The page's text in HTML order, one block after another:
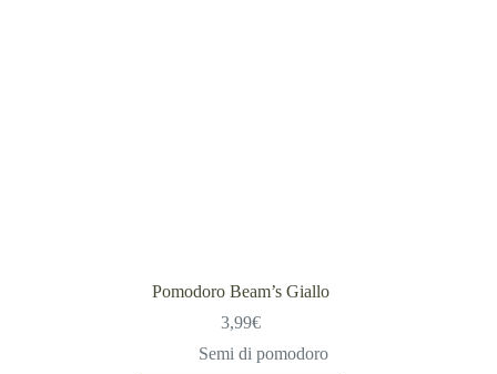
Pomodoro Beam’s Giallo
3,99€
Semi di pomodoro